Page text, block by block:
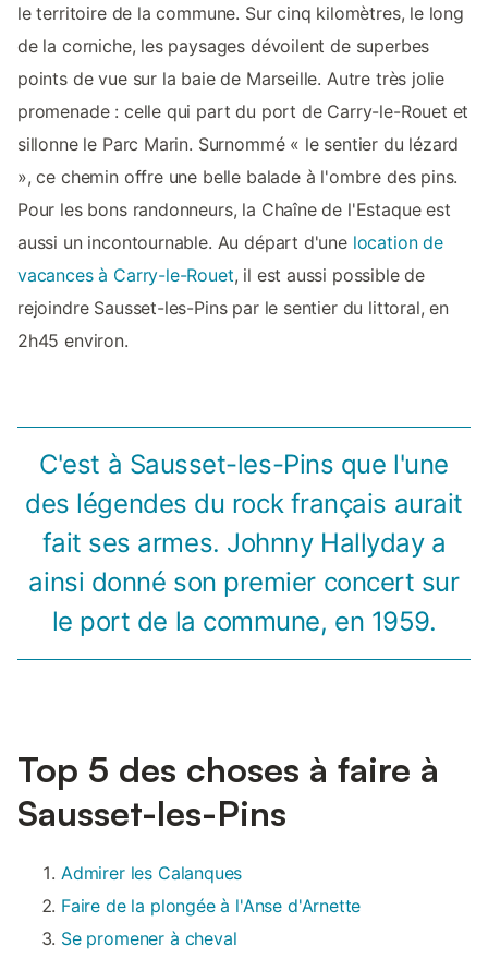
le territoire de la commune. Sur cinq kilomètres, le long
de la corniche, les paysages dévoilent de superbes
points de vue sur la baie de Marseille. Autre très jolie
promenade : celle qui part du port de Carry-le-Rouet et
sillonne le Parc Marin. Surnommé « le sentier du lézard
», ce chemin offre une belle balade à l'ombre des pins.
Pour les bons randonneurs, la Chaîne de l'Estaque est
aussi un incontournable. Au départ d'une location de
vacances à Carry-le-Rouet, il est aussi possible de
rejoindre Sausset-les-Pins par le sentier du littoral, en
2h45 environ.
C'est à Sausset-les-Pins que l'une
des légendes du rock français aurait
fait ses armes. Johnny Hallyday a
ainsi donné son premier concert sur
le port de la commune, en 1959.
Top 5 des choses à faire à
Sausset-les-Pins
Admirer les Calanques
Faire de la plongée à l'Anse d'Arnette
Se promener à cheval